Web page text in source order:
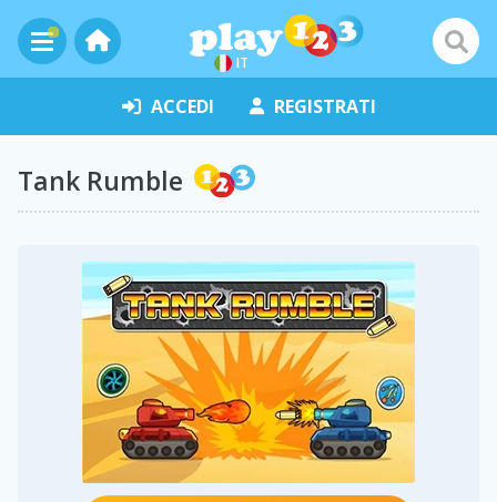
IT
ACCEDI REGISTRATI
Tank Rumble